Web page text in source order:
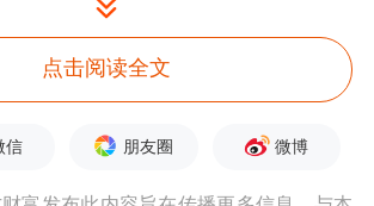
央行及多家机构密集发布风
杆资金当前高度集中于科
结构性“火药桶”，一旦趋
点击阅读全文
信 朋友圈 微博